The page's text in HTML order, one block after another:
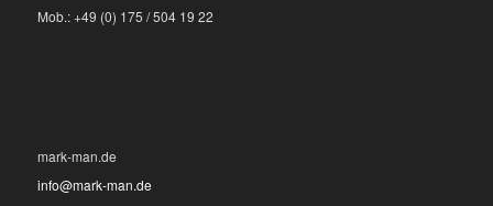
Mob.: +49 (0) 175 / 504 19 22
mark-man.de
info@mark-man.de